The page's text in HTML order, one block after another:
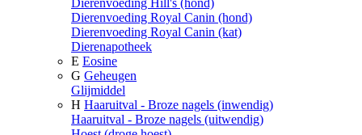
Dierenvoeding Hill's (hond)
Dierenvoeding Royal Canin (hond)
Dierenvoeding Royal Canin (kat)
Dierenapotheek
E Eosine
G Geheugen
Glijmiddel
H Haaruitval - Broze nagels (inwendig)
Haaruitval - Broze nagels (uitwendig)